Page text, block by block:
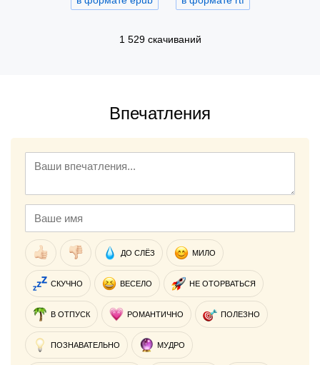
1 529 скачиваний
Впечатления
ДО СЛЁЗ МИЛО
СКУЧНО ВЕСЕЛО НЕ ОТОРВАТЬСЯ
В ОТПУСК РОМАНТИЧНО ПОЛЕЗНО
ПОЗНАВАТЕЛЬНО МУДРО